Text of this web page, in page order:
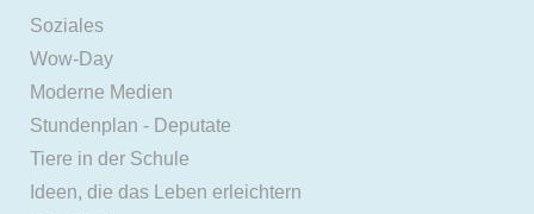
Soziales
Wow-Day
Moderne Medien
Stundenplan - Deputate
Tiere in der Schule
Ideen, die das Leben erleichtern